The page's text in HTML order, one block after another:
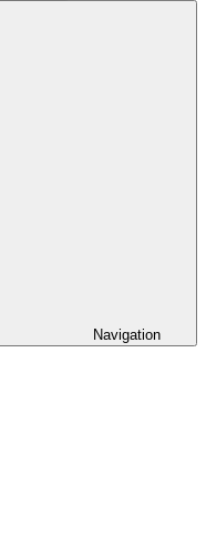
Navigation